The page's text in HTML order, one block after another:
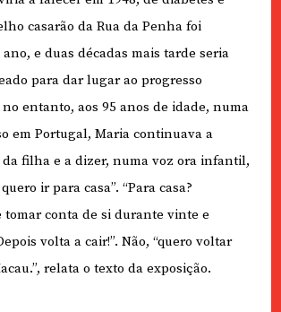
casarão da Rua da Penha foi
e duas décadas mais tarde seria
para dar lugar ao progresso
entanto, aos 95 anos de idade, numa
em Portugal, Maria continuava a
filha e a dizer, numa voz ora infantil,
ir para casa”. “Para casa?
tomar conta de si durante vinte e
volta a cair!”. Não, “quero voltar
relata o texto da exposição.